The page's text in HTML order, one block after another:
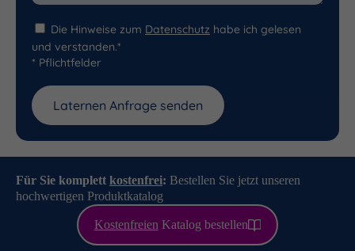
Die Hinweise zum Datenschutz habe ich gelesen
und verstanden.*
* Pflichtfelder
Für Sie komplett kostenfrei: Bestellen Sie jetzt unseren
hochwertigen Produktkatalog
Kostenfreien Katalog bestellen